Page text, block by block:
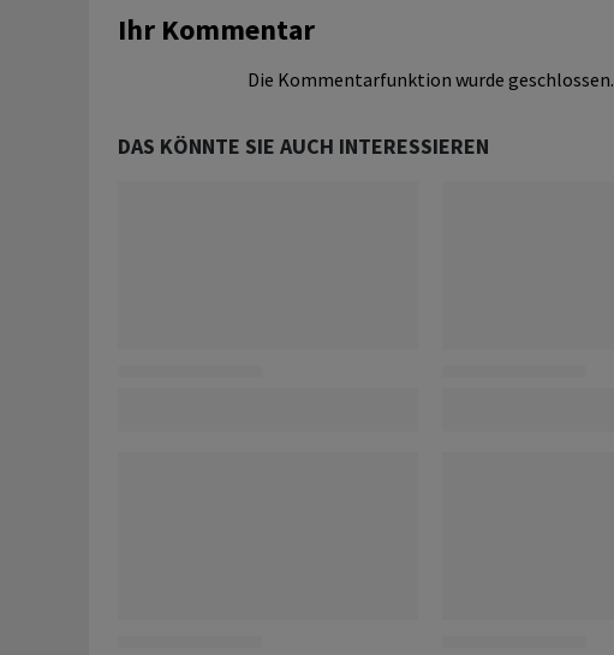
Ihr Kommentar
Die Kommentarfunktion wurde geschlossen.
DAS KÖNNTE SIE AUCH INTERESSIEREN